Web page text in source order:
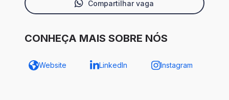
Compartilhar vaga
CONHEÇA MAIS SOBRE NÓS
Website LinkedIn Instagram